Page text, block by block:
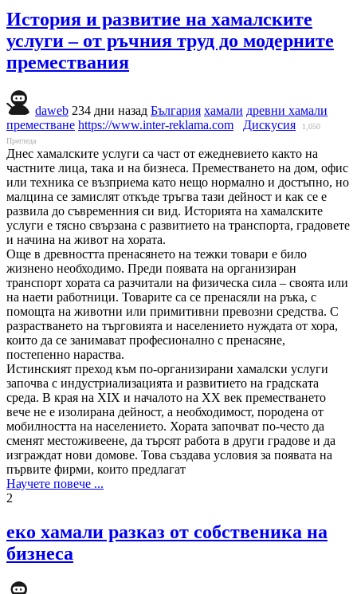
История и развитие на хамалските
услуги – от ръчния труд до модерните
премествания
daweb 234 дни назад България хамали древни хамали
преместване https://www.inter-reklama.com Дискусия
1,050
Прегледа
Днес хамалските услуги са част от ежедневието както на
частните лица, така и на бизнеса. Преместването на дом, офис
или техника се възприема като нещо нормално и достъпно, но
малцина се замислят откъде тръгва тази дейност и как се е
развила до съвременния си вид. Историята на хамалските
услуги е тясно свързана с развитието на транспорта, градовете
и начина на живот на хората.
Още в древността пренасянето на тежки товари е било
жизнено необходимо. Преди появата на организиран
транспорт хората са разчитали на физическа сила – своята или
на наети работници. Товарите са се пренасяли на ръка, с
помощта на животни или примитивни превозни средства. С
разрастването на търговията и населението нуждата от хора,
които да се занимават професионално с пренасяне,
постепенно нараства.
Истинският преход към по-организирани хамалски услуги
започва с индустриализацията и развитието на градската
среда. В края на XIX и началото на XX век преместването
вече не е изолирана дейност, а необходимост, породена от
мобилността на населението. Хората започват по-често да
сменят местоживеене, да търсят работа в други градове и да
изграждат нови домове. Това създава условия за появата на
първите фирми, които предлагат
Научете повече ...
2
еко хамали разказ от собственика на
бизнеса